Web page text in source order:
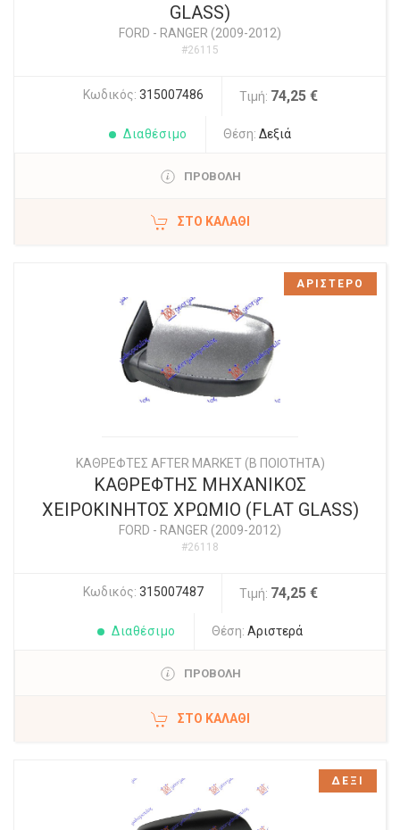
GLASS)
FORD - RANGER (2009-2012)
#26115
Κωδικός: 315007486 Τιμή: 74,25 €
Διαθέσιμο Θέση: Δεξιά
ΠΡΟΒΟΛΗ
ΣΤΟ ΚΑΛΆΘΙ
ΚΑΘΡΕΦΤΕΣ AFTER MARKET (Β ΠΟΙΟΤΗΤΑ)
ΚΑΘΡΕΦΤΗΣ ΜΗΧΑΝΙΚΟΣ
ΧΕΙΡΟΚΙΝΗΤΟΣ ΧΡΩΜΙΟ (FLAT GLASS)
FORD - RANGER (2009-2012)
#26118
Κωδικός: 315007487 Τιμή: 74,25 €
Διαθέσιμο Θέση: Αριστερά
ΠΡΟΒΟΛΗ
ΣΤΟ ΚΑΛΆΘΙ
ΑΡΙΣΤΕΡΟ
ΔΕΞΙ